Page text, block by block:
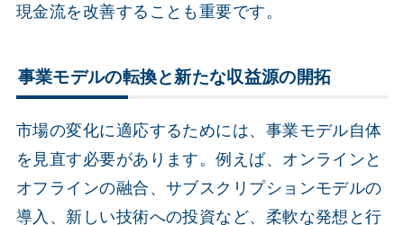
現金流を改善することも重要です。
事業モデルの転換と新たな収益源の開拓
市場の変化に適応するためには、事業モデル自体
を見直す必要があります。例えば、オンラインと
オフラインの融合、サブスクリプションモデルの
導入、新しい技術への投資など、柔軟な発想と行